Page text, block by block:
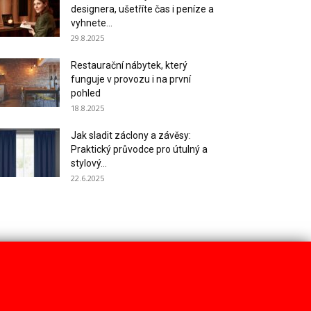
designera, ušetříte čas i peníze a
vyhnete...
29.8.2025
Restaurační nábytek, který
funguje v provozu i na první
pohled
18.8.2025
Jak sladit záclony a závěsy:
Praktický průvodce pro útulný a
stylový...
22.6.2025